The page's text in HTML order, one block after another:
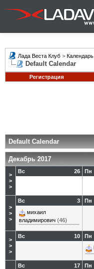
Лада Веста Клуб > Календарь
Default Calendar
Регистрация
Default Calendar
Декабрь 2017
>
>
>
26
Вс Пн
>
>
>
3
Вс
михаил
владимирович (46)
Пн
>
>
>
10
Вс
Пн
17
Вс
Пн